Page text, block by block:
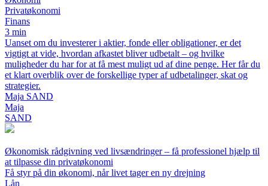
Privatøkonomi
Finans
3 min
Uanset om du investerer i aktier, fonde eller obligationer, er det
vigtigt at vide, hvordan afkastet bliver udbetalt – og hvilke
muligheder du har for at få mest muligt ud af dine penge. Her får du
et klart overblik over de forskellige typer af udbetalinger, skat og
strategier.
Maja SAND
Maja
SAND
Økonomisk rådgivning ved livsændringer – få professionel hjælp til
at tilpasse din privatøkonomi
Få styr på din økonomi, når livet tager en ny drejning
Lån